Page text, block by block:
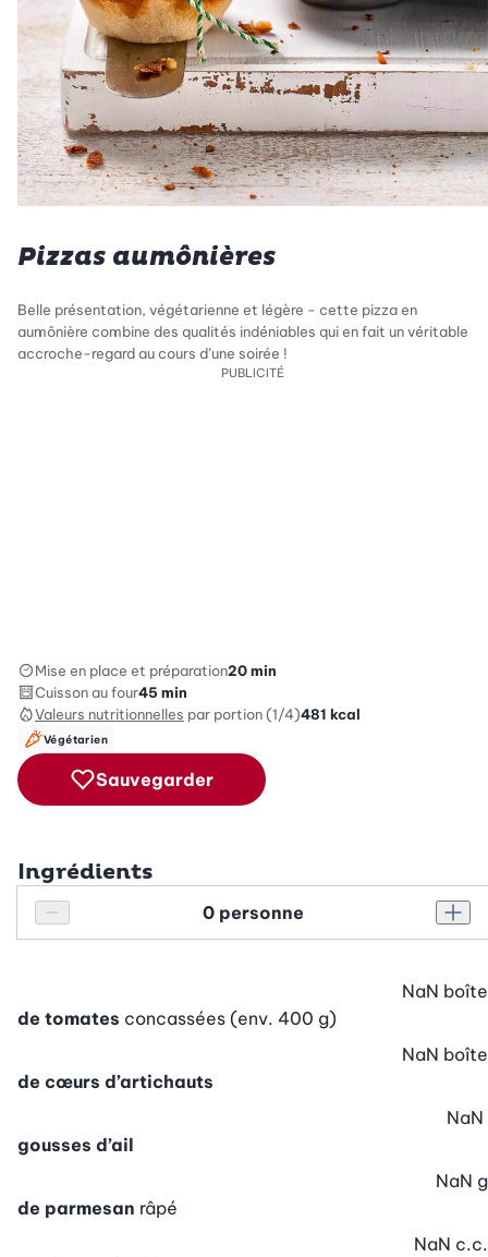
Pizzas aumônières
Belle présentation, végétarienne et légère - cette pizza en
aumônière combine des qualités indéniables qui en fait un véritable
accroche-regard au cours d’une soirée !
PUBLICITÉ
Mise en place et préparation20 min
Cuisson au four45 min
Valeurs nutritionnelles par portion (1/4)481 kcal
Végétarien
Sauvegarder
Ingrédients
Réduire le nombre de personnes
Personnes
de tomates concassées (env. 400 g)
NaN boîte
de cœurs d’artichauts
NaN boîte
gousses d’ail
NaN
de parmesan râpé
NaN g
NaN c.c.